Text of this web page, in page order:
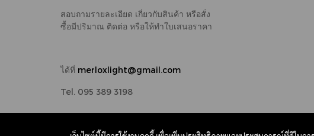
สอบถามรายละเอียด เกี่ยวกับสินค้า หรือสั่ง
ซื้อมีปริมาณ ติดต่อ หรือให้ทำใบเสนอราคา
ได้ที่ merloxlight@gmail.com
Tel. 095 389 3198